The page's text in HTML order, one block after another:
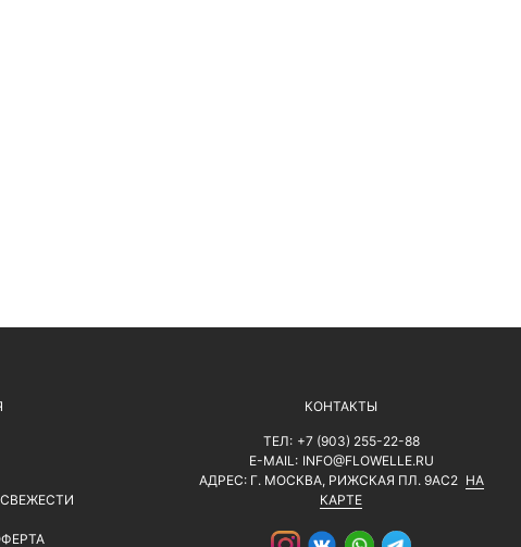
КОНТАКТЫ
ТЕЛ: +7 (903) 255-22-88
E-MAIL: INFO@FLOWELLE.RU
АДРЕС: Г. МОСКВА, РИЖСКАЯ ПЛ. 9АС2 НА
КАРТЕ